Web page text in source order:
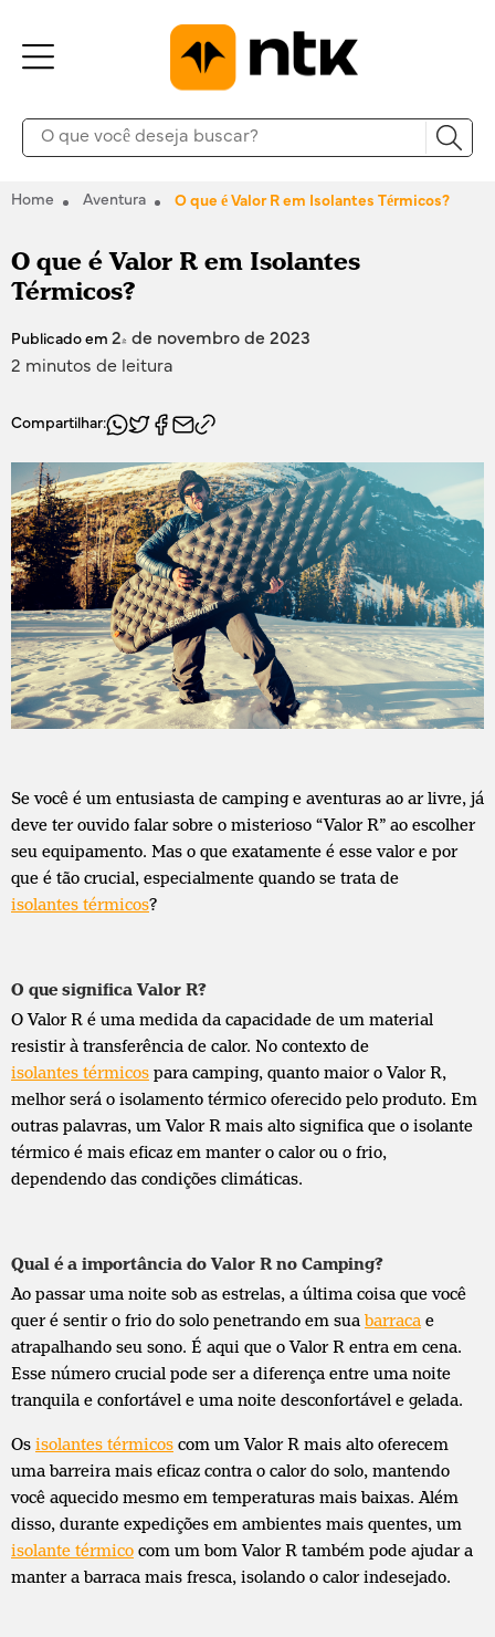
Home Aventura O que é Valor R em Isolantes Térmicos?
O que é Valor R em Isolantes
Térmicos?
Publicado em 24 de novembro de 2023
2 minutos de leitura
Compartilhar:
Se você é um entusiasta de camping e aventuras ao ar livre, já
deve ter ouvido falar sobre o misterioso “Valor R” ao escolher
seu equipamento. Mas o que exatamente é esse valor e por
que é tão crucial, especialmente quando se trata de
isolantes térmicos?
O que significa Valor R?
O Valor R é uma medida da capacidade de um material
resistir à transferência de calor. No contexto de
isolantes térmicos para camping, quanto maior o Valor R,
melhor será o isolamento térmico oferecido pelo produto. Em
outras palavras, um Valor R mais alto significa que o isolante
térmico é mais eficaz em manter o calor ou o frio,
dependendo das condições climáticas.
Qual é a importância do Valor R no Camping?
Ao passar uma noite sob as estrelas, a última coisa que você
quer é sentir o frio do solo penetrando em sua barraca e
atrapalhando seu sono. É aqui que o Valor R entra em cena.
Esse número crucial pode ser a diferença entre uma noite
tranquila e confortável e uma noite desconfortável e gelada.
Os isolantes térmicos com um Valor R mais alto oferecem
uma barreira mais eficaz contra o calor do solo, mantendo
você aquecido mesmo em temperaturas mais baixas. Além
disso, durante expedições em ambientes mais quentes, um
isolante térmico com um bom Valor R também pode ajudar a
manter a barraca mais fresca, isolando o calor indesejado.